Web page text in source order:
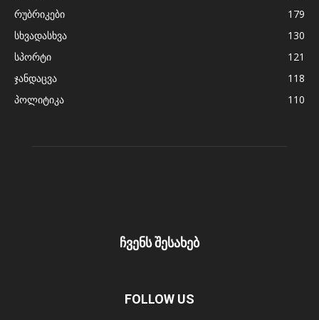
რუბრიკები
179
სხვადასხვა
130
სპორტი
121
ჯანდაცვა
118
პოლიტიკა
110
ჩვენს შესახებ
FOLLOW US